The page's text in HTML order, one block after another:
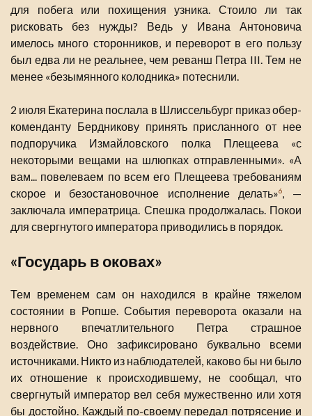
для побега или похищения узника. Стоило ли так
рисковать без нужды? Ведь у Ивана Антоновича
имелось много сторонников, и переворот в его пользу
был едва ли не реальнее, чем реванш Петра III. Тем не
менее «безымянного колодника» потеснили.
2 июля Екатерина послала в Шлиссельбург приказ обер-
коменданту Бердникову принять присланного от нее
подпоручика Измайловского полка Плещеева «с
некоторыми вещами на шлюпках отправленными». «А
вам... повелеваем по всем его Плещеева требованиям
скорое и безостановочное исполнение делать»6, —
заключала императрица. Спешка продолжалась. Покои
для свергнутого императора приводились в порядок.
«Государь в оковах»
Тем временем сам он находился в крайне тяжелом
состоянии в Ропше. События переворота оказали на
нервного впечатлительного Петра страшное
воздействие. Оно зафиксировано буквально всеми
источниками. Никто из наблюдателей, каково бы ни было
их отношение к происходившему, не сообщал, что
свергнутый император вел себя мужественно или хотя
бы достойно. Каждый по-своему передал потрясение и